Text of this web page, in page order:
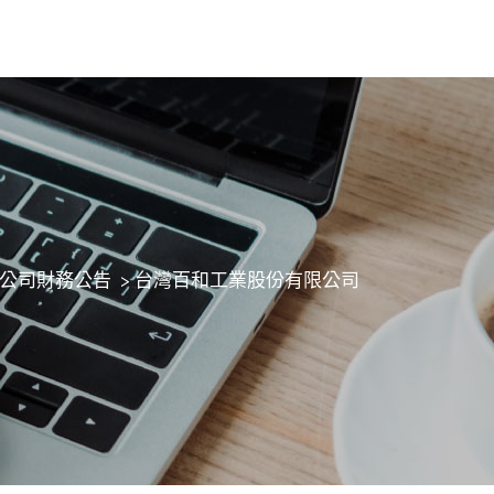
公司財務公告 >台灣百和工業股份有限公司